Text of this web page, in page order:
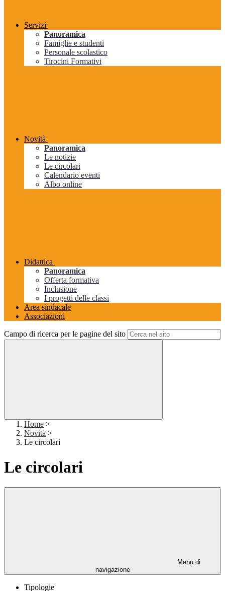
Servizi
Panoramica
Famiglie e studenti
Personale scolastico
Tirocini Formativi
Novità
Panoramica
Le notizie
Le circolari
Calendario eventi
Albo online
Didattica
Panoramica
Offerta formativa
Inclusione
I progetti delle classi
Area sindacale
Associazioni
Campo di ricerca per le pagine del sito
Home >
Novità >
Le circolari
Le circolari
Menu di
navigazione
Tipologie